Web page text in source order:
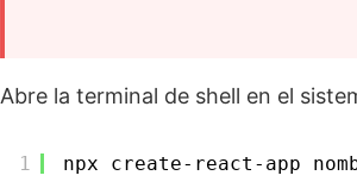
Abre la terminal de shell en el
1 npx create-react-app